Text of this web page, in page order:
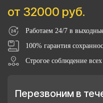
от 32000 руб.
Работаем 24/7 в
100% гарантия
Строгое соблюдение
Перезвоним в